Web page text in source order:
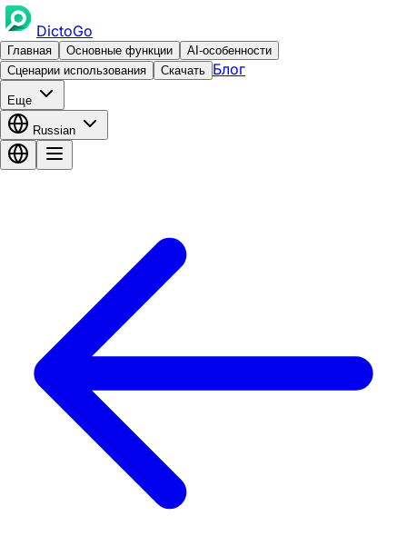
DictoGo
Главная Основные функции
AI-особенности
Сценарии использования
Скачать Блог
Еще
Russian